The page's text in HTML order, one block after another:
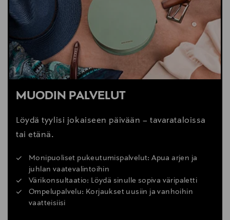
MUODIN PALVELUT
Löydä tyylisi jokaiseen päivään – tavarataloissa
tai etänä.
Monipuoliset pukeutumispalvelut: Apua arjen ja
juhlan vaatevalintoihin
Värikonsultaatio: Löydä sinulle sopiva väripaletti
Ompelupalvelu: Korjaukset uusiin ja vanhoihin
vaatteisiisi